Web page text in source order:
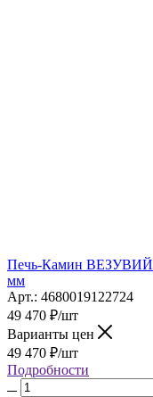
Печь-Камин ВЕЗУВИЙ
мм
Арт.: 4680019122724
49 470 ₽/шт
Варианты цен
49 470 ₽/шт
Подробности